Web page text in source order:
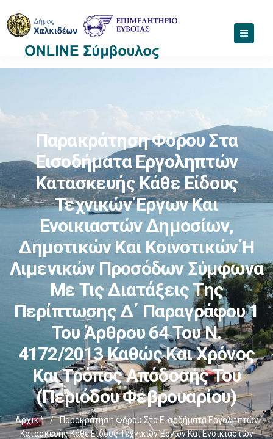
Παρακράτηση Φόρου Στα
Εισοδήματα Εργοληπτών
Κατασκευής Κάθε Είδους
Τεχνικών Έργων Και
Ενοικιαστών Δημοσίων,
Δημοτικών Και Κοινοτικών Ή
Λιμενικών Προσόδων Σύμφωνα
Με Τις Διατάξεις Της
Περίπτωσης Δ΄ Παραγράφου 1
Του Άρθρου 64 Του Ν.
4172/2013 Καθώς Και Χρόνος
Και Τρόπος Απόδοσής Του
(Περιόδου Φεβρουαρίου)
Αρχική /
Παρακράτηση Φόρου Στα Εισοδήματα Εργοληπτών
Κατασκευής Κάθε Είδους Τεχνικών Έργων Και Ενοικιαστών